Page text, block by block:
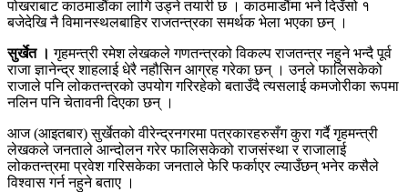
पोखराबाट काठमाडौंका लागि उड्ने तयारी छ । काठमाडौंमा भने दिउँसो १
बजेदेखि नै विमानस्थलबाहिर राजतन्त्रका समर्थक भेला भएका छन् ।
सुर्खेत ।गृहमन्त्री रमेश लेखकले गणतन्त्रको विकल्प राजतन्त्र नहुने भन्दै पूर्व
राजा ज्ञानेन्द्र शाहलाई धेरै नहौसिन आग्रह गरेका छन् । उनले फालिसकेको
राजाले पनि लोकतन्त्रको उपयोग गरिरहेको बताउँदै त्यसलाई कमजोरीका रूपमा
नलिन पनि चेतावनी दिएका छन् ।
आज (आइतबार) सुर्खेतको वीरेन्द्रनगरमा पत्रकारहरुसँग कुरा गर्दै गृहमन्त्री
लेखकले जनताले आन्दोलन गरेर फालिसकेको राजसंस्था र राजालाई
लोकतन्त्रमा प्रवेश गरिसकेका जनताले फेरि फर्काएर ल्याउँछन् भनेर कसैले
विश्वास गर्न नहुने बताए ।